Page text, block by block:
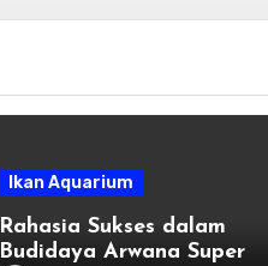
Ikan Aquarium
Rahasia Sukses dalam
Budidaya Arwana Super